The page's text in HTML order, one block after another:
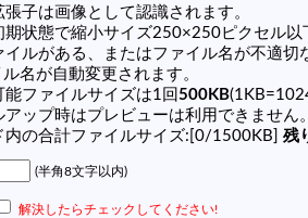
張子は画像として認識されます。
期状態で縮小サイズ250×250ピクセル以
イルがある、またはファイル名が不適切
が自動変更されます。
能ファイルサイズは1回 500KB
アップ時はプレビューは利用できません
内の合計ファイルサイズ:[0/1500KB] 残
(半角8文字以内)
解決したらチェックしてください!